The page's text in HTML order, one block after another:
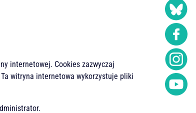
internetowej. Cookies zazwyczaj
witryna internetowa wykorzystuje pliki